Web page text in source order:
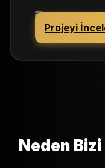
10 Mayıs 2024
Projeyi
Neden